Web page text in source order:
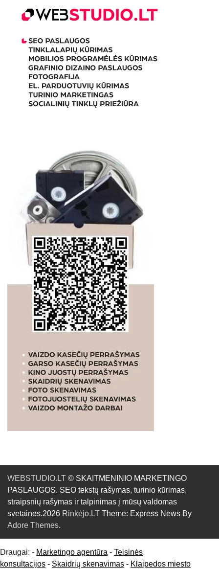
WEBSTUDIO.LT © SKAITMENINIO MARKETINGO
PASLAUGOS. SEO tekstų rašymas, turinio kūrimas,
straipsnių rašymas ir talpinimas į mūsų valdomas
svetaines.2026 Rinkėjo.LT Theme: Express News By
Adore Themes.
Draugai: - Marketingo agentūra - Teisinės
konsultacijos - Skaidrių skenavimas - Klaipedos miesto